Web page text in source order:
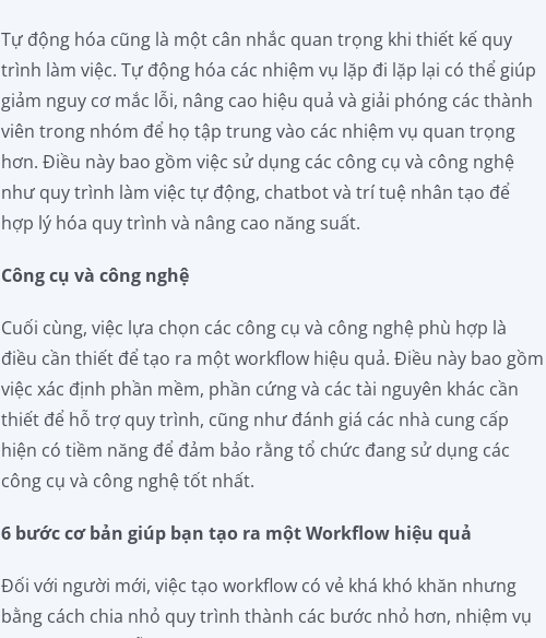
Tự động hóa cũng là một cân nhắc quan trọng khi thiết kế quy
trình làm việc. Tự động hóa các nhiệm vụ lặp đi lặp lại có thể giúp
giảm nguy cơ mắc lỗi, nâng cao hiệu quả và giải phóng các thành
viên trong nhóm để họ tập trung vào các nhiệm vụ quan trọng
hơn. Điều này bao gồm việc sử dụng các công cụ và công nghệ
như quy trình làm việc tự động, chatbot và trí tuệ nhân tạo để
hợp lý hóa quy trình và nâng cao năng suất.
Công cụ và công nghệ
Cuối cùng, việc lựa chọn các công cụ và công nghệ phù hợp là
điều cần thiết để tạo ra một workflow hiệu quả. Điều này bao gồm
việc xác định phần mềm, phần cứng và các tài nguyên khác cần
thiết để hỗ trợ quy trình, cũng như đánh giá các nhà cung cấp
hiện có tiềm năng để đảm bảo rằng tổ chức đang sử dụng các
công cụ và công nghệ tốt nhất.
6 bước cơ bản giúp bạn tạo ra một Workflow hiệu quả
Đối với người mới, việc tạo workflow có vẻ khá khó khăn nhưng
bằng cách chia nhỏ quy trình thành các bước nhỏ hơn, nhiệm vụ